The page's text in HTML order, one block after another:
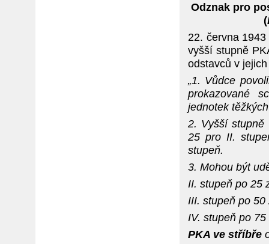
Odznak pro
(
22. června
vyšší stupně
odstavců v
„1. Vůdce
prokazované
jednotek
2. Vyšší stupně
25 pro II.
stupeň.
3. Mohou být
II. stupeň po 25
III. stupeň po
IV. stupeň po
PKA ve stříbře